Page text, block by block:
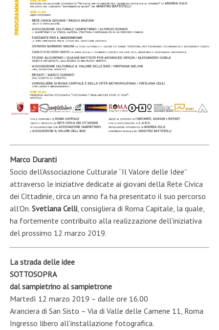
Marco Duranti
Socio dell’Associazione Culturale “Il Valore delle Idee”
attraverso le iniziative dedicate ai giovani della Rete Civica
dei Cittadinie, circa un anno fa ha presentato il suo percorso
all’On. Svetlana Celli, consigliera di Roma Capitale, la quale,
ha fortemente contribuito alla realizzazione dell’iniziativa
del prossimo 12 marzo 2019.
La strada delle idee
SOTTOSOPRA
dal sampietrino al sampietrone
Martedì 12 marzo 2019 – dalle ore 16.00
Aranciera di San Sisto – Via di Valle delle Camene 11, Roma
Ingresso libero all’installazione fotografica.